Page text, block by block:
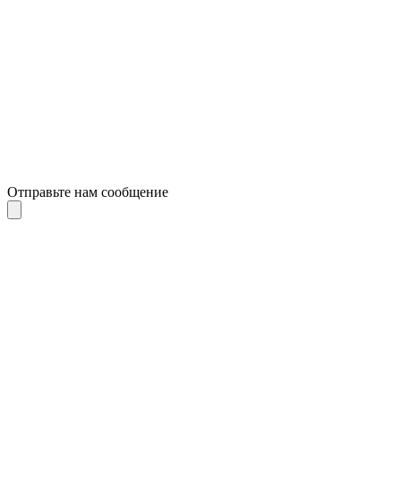
Отправьте нам сообщение